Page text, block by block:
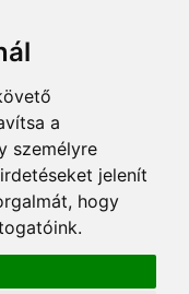
a
személyre
jelenít
hogy